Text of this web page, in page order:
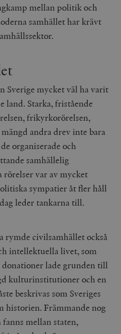
mellan politik och
samhället har krävt
Sverige mycket väl ha varit
land. Starka, fristående
frikyrkorörelsen,
andra drev inte bara
organiserade och
samhällelig
rörelser var av mycket
sympatier åt fler håll
leder tankarna till.
rymde civilsamhället också
intellektuella livet, som
lade grunden till
kulturinstitutioner och en
beskrivas som Sveriges
historien. Främmande nog
mellan staten,